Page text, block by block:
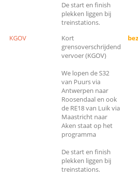
De start en finish
plekken liggen bij
treinstations.
KGOV
Kort
grensoverschrijdend
vervoer (KGOV)
We lopen de S32
van Puurs via
Antwerpen naar
Roosendaal en ook
de RE18 van Luik via
Maastricht naar
Aken staat op het
programma
De start en finish
plekken liggen bij
treinstations.